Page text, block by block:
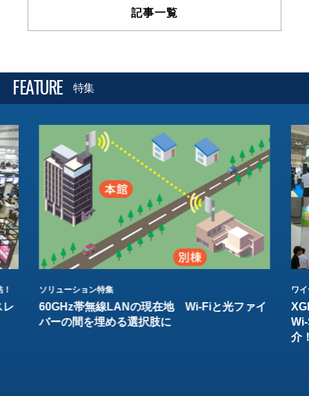
記事一覧
FEATURE 特集
レ
ソリューション特集
60GHz帯無線LANの現在地 Wi-Fiと光ファイ
バーの間を埋める選択肢に
ワ
介